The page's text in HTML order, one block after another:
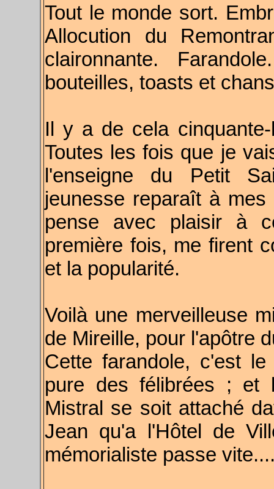
Tout le monde sort.
Allocution du
claironnante.
bouteilles, toasts et
Il y a de cela
Toutes les fois que je
l'enseigne du Petit
jeunesse reparaît à
pense avec plaisir à
première fois, me firent
et la popularité.
Voilà une merveilleuse
de Mireille, pour l'apôtre
Cette farandole, c'est
pure des félibrées ; et
Mistral se soit attaché
Jean qu'a l'Hôtel de
mémorialiste passe